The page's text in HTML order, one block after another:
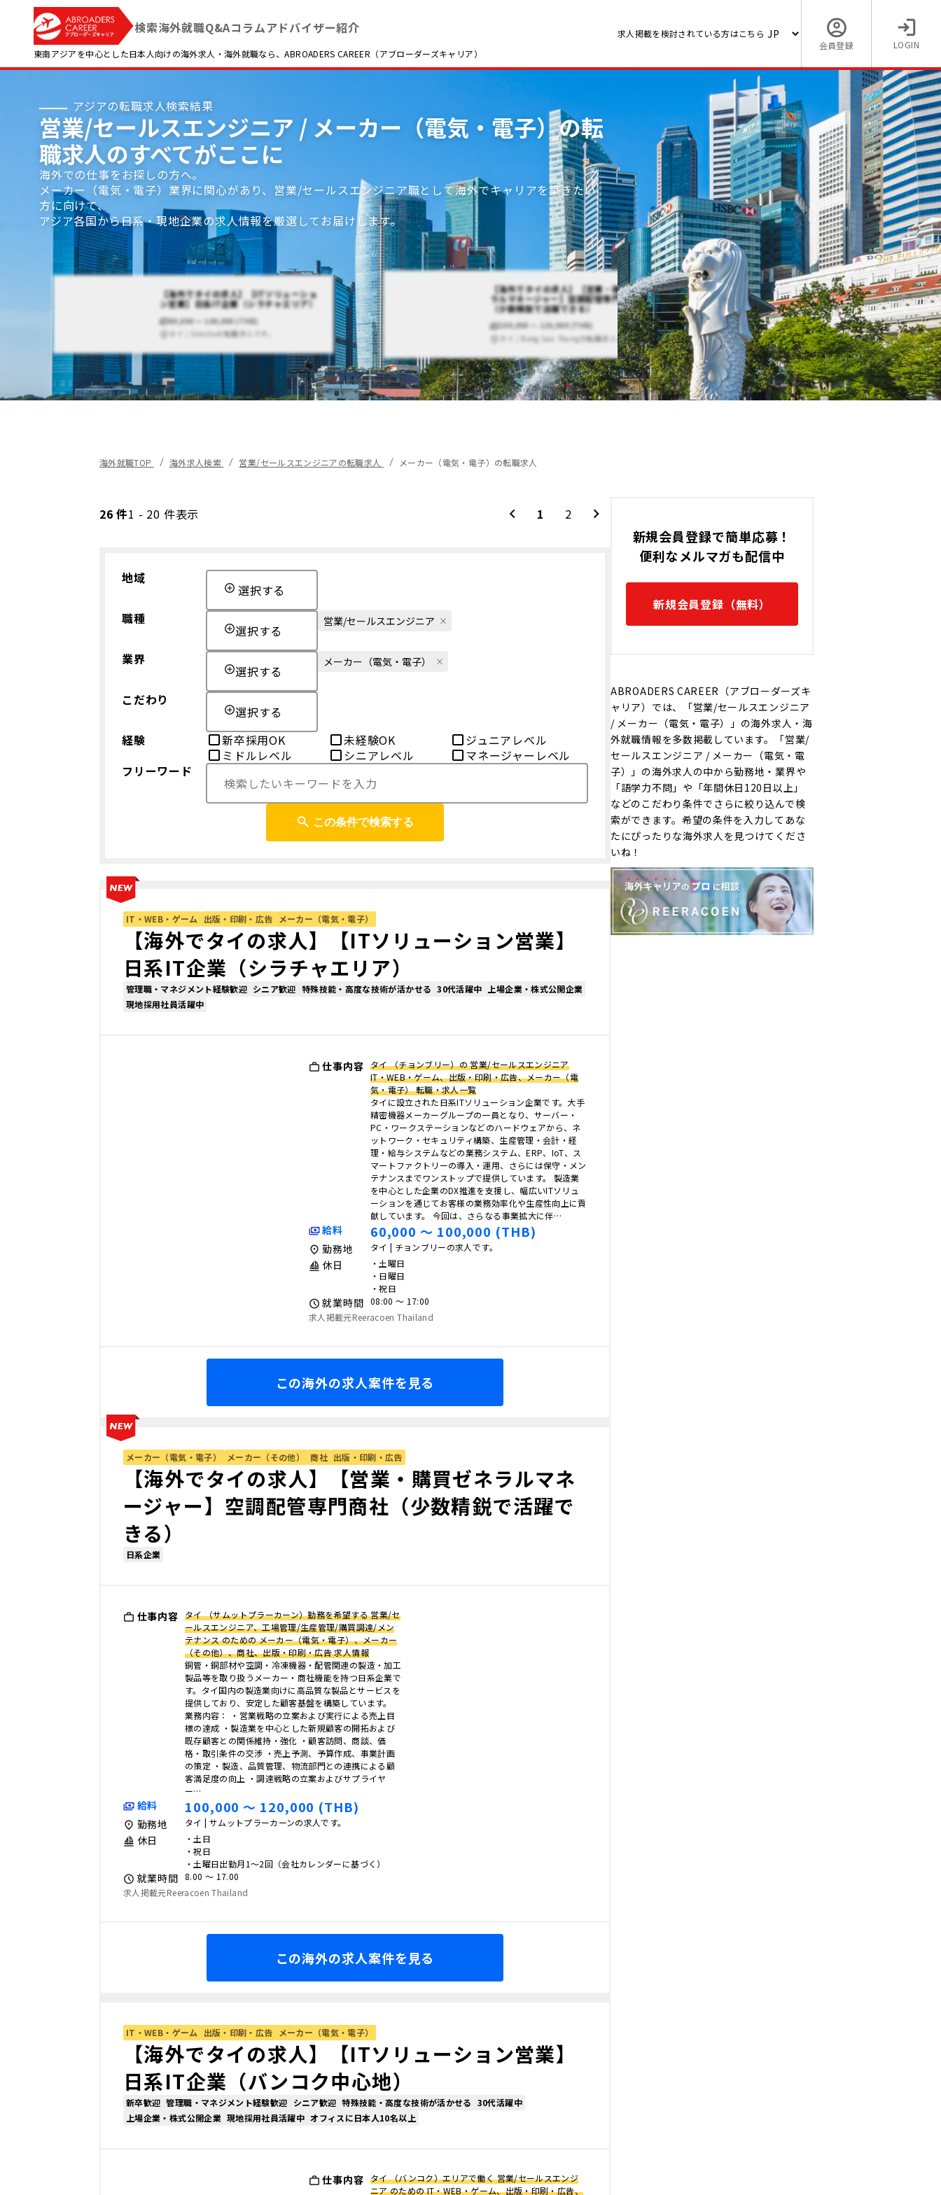
検索海外就職Q&Aコラムアドバイザー紹介
東南アジアを中心とした日本人向けの海外求人・海外就職なら、ABROADERS CAREER（アブローダーズキャリア）
求人掲載を検討されている方はこちら
会員登録
LOGIN
アジアの転職求人検索結果
営業/セールスエンジニア / メーカー（電気・電子）の転
職求人のすべてがここに
海外での仕事をお探しの方へ。
メーカー（電気・電子）業界に関心があり、営業/セールスエンジニア職として海外でキャリアを築きたい
方に向けて、
アジア各国から日系・現地企業の求人情報を厳選してお届けします。
【海外でタイの求人】【ITソリューショ
ン営業】日系IT企業（シラチャエリア）
60,000 〜 100,000 (THB)
タイ / Sirachaの転職求人です。
【海外でタイの求人】【営業・購買ゼネ
ラルマネージャー】空調配管専門商社
（少数精鋭で活躍できる）
100,000 〜 120,000 (THB)
タイ / Bang Sao Thongの転職求人です。
【海外でタイの求人】【ITソ
ン営業】日系IT企業（バンコ
60,000 〜 120,000 (THB)
タイ / BTS (Sukhumvit Line)の転
す。
海外就職TOP 海外求人検索 営業/セールスエンジニアの転職求人 メーカー（電気・電子）の転職求人
新規会員登録で簡単応募！
便利なメルマガも配信中
新規会員登録（無料）
ABROADERS CAREER（アブローダーズキ
ャリア）では、「営業/セールスエンジニア
/ メーカー（電気・電子）」の海外求人・海
外就職情報を多数掲載しています。「営業/
セールスエンジニア / メーカー（電気・電
子）」の海外求人の中から勤務地・業界や
「語学力不問」や「年間休日120日以上」
などのこだわり条件でさらに絞り込んで検
索ができます。希望の条件を入力してあな
たにぴったりな海外求人を見つけてくださ
いね！
26 件1 - 20 件表示 1 2
地域
選択する
職種
選択する
営業/セールスエンジニア
業界
選択する
メーカー（電気・電子）
こだわり
選択する
経験
新卒採用OK 未経験OK
ジュニアレベル
ミドルレベル
シニアレベル
マネージャーレベル
フリーワード
この条件で検索する
IT・WEB・ゲーム 出版・印刷・広告 メーカー（電気・電子）
【海外でタイの求人】【ITソリューション営業】
日系IT企業（シラチャエリア）
管理職・マネジメント経験歓迎 シニア歓迎 特殊技能・高度な技術が活かせる 30代活躍中
上場企業・株式公開企業
現地採用社員活躍中
仕事内容 タイ （チョンブリー）の 営業/セールスエンジニア
IT・WEB・ゲーム、出版・印刷・広告、メーカー（電
気・電子） 転職・求人一覧
タイに設立された日系ITソリューション企業です。大手
精密機器メーカーグループの一員となり、サーバー・
PC・ワークステーションなどのハードウェアから、ネ
ットワーク・セキュリティ構築、生産管理・会計・経
理・給与システムなどの業務システム、ERP、IoT、ス
マートファクトリーの導入・運用、さらには保守・メン
テナンスまでワンストップで提供しています。 製造業
を中心とした企業のDX推進を支援し、幅広いITソリュ
ーションを通じてお客様の業務効率化や生産性向上に貢
献しています。 今回は、さらなる事業拡大に伴…
給料 60,000 〜 100,000 (THB)
勤務地 タイ | チョンブリーの求人です。
休日
・土曜日
・日曜日
・祝日
就業時間 08:00 〜 17:00
求人掲載元Reeracoen Thailand
この海外の求人案件を見る
メーカー（電気・電子） メーカー（その他） 商社 出版・印刷・広告
【海外でタイの求人】【営業・購買ゼネラルマネ
ージャー】空調配管専門商社（少数精鋭で活躍で
きる）
日系企業
仕事内容 タイ （サムットプラーカーン）勤務を希望する 営業/セ
ールスエンジニア、工場管理/生産管理/購買調達/メン
テナンス のための メーカー（電気・電子）、メーカー
（その他）、商社、出版・印刷・広告 求人情報
銅管・銅部材や空調・冷凍機器・配管関連の製造・加工
製品等を取り扱うメーカー・商社機能を持つ日系企業で
す。タイ国内の製造業向けに高品質な製品とサービスを
提供しており、安定した顧客基盤を構築しています。
業務内容： ・営業戦略の立案および実行による売上目
標の達成 ・製造業を中心とした新規顧客の開拓および
既存顧客との関係維持・強化 ・顧客訪問、商談、価
格・取引条件の交渉 ・売上予測、予算作成、事業計画
の策定 ・製造、品質管理、物流部門との連携による顧
客満足度の向上 ・調達戦略の立案およびサプライヤ
ー…
給料 100,000 〜 120,000 (THB)
勤務地 タイ | サムットプラーカーンの求人です。
休日
・土日
・祝日
・土曜日出勤月1～2回（会社カレンダーに基づく）
就業時間
8.00 〜 17.00
求人掲載元Reeracoen Thailand
この海外の求人案件を見る
IT・WEB・ゲーム 出版・印刷・広告 メーカー（電気・電子）
【海外でタイの求人】【ITソリューション営業】
日系IT企業（バンコク中心地）
新卒歓迎 管理職・マネジメント経験歓迎 シニア歓迎 特殊技能・高度な技術が活かせる 30代活躍中
上場企業・株式公開企業 現地採用社員活躍中 オフィスに日本人10名以上
仕事内容 タイ （バンコク）エリアで働く 営業/セールスエンジ
ニア のための IT・WEB・ゲーム、出版・印刷・広告、